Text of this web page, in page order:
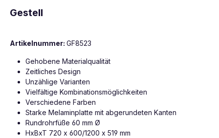
Gestell
Artikelnummer: GF8523
Gehobene Materialqualität
Zeitliches Design
Unzählige Varianten
Vielfältige Kombinationsmöglichkeiten
Verschiedene Farben
Starke Melaminplatte mit abgerundeten Kanten
Rundrohrfüße 60 mm Ø
HxBxT 720 x 600/1200 x 519 mm